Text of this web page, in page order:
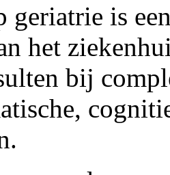
geriatrie is
het
bij